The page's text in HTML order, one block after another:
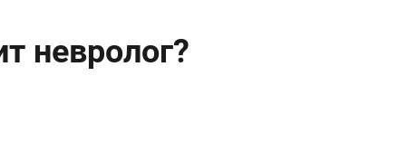
невролог?